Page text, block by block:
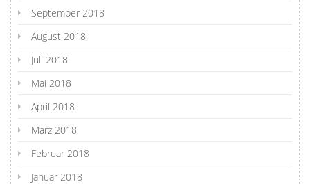
September 2018
August 2018
Juli 2018
Mai 2018
April 2018
März 2018
Februar 2018
Januar 2018